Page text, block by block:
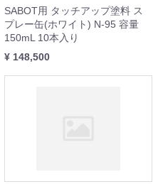
SABOT用 タッチアップ塗料 ス
プレー缶(ホワイト) N-95 容量
150mL 10本入り
¥ 148,500